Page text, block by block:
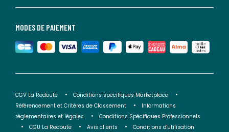
MODES DE PAIEMENT
CGV La Redoute
Conditions spécifiques Marketplace
Référencement et Critères de Classement
Informations
réglementaires et légales
Conditions Spécifiques Professionnels
CGU La Redoute
Avis clients Conditions d'utilisation